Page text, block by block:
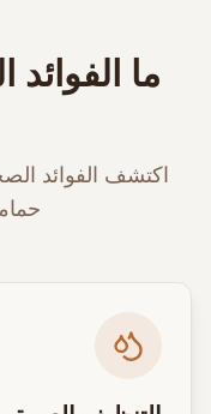
ما
اكتشف الفوائد